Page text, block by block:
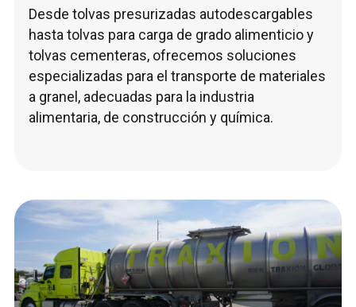
Desde tolvas presurizadas autodescargables
hasta tolvas para carga de grado alimenticio y
tolvas cementeras, ofrecemos soluciones
especializadas para el transporte de materiales
a granel, adecuadas para la industria
alimentaria, de construcción y química.